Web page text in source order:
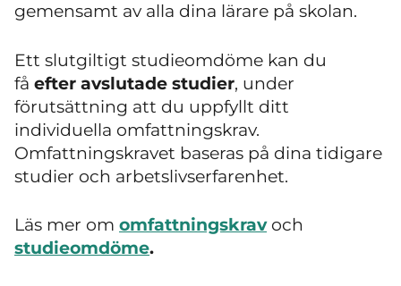
gemensamt av alla dina lärare på skolan.
Ett slutgiltigt studieomdöme kan du
få efter avslutade studier, under
förutsättning att du uppfyllt ditt
individuella omfattningskrav.
Omfattningskravet baseras på dina tidigare
studier och arbetslivserfarenhet.
Läs mer om omfattningskravoch
studieomdöme.